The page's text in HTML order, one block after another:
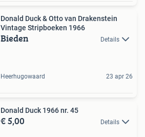
Donald Duck & Otto van Drakenstein
Vintage Stripboeken 1966
Bieden Details
Heerhugowaard 23 apr 26
Donald Duck 1966 nr. 45
€ 5,00 Details